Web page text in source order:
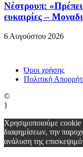
Νέστρουπ: «Πρέπει
ευκαιρίες –
6 Αυγούστου 2026
Όροι χρήσης
Πολιτική
©
}
Χρησιμοποιούμε cookie
διαφημίσεων, την
ανάλυση της